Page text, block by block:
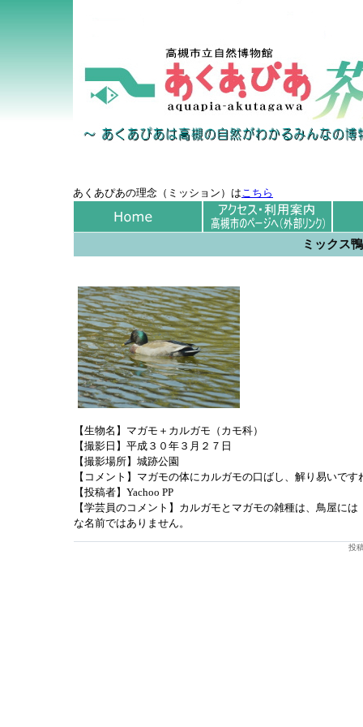
あくあぴあの理念（ミッション）はこちら
ミックス鴨
【生物名】マガモ＋カルガモ（カモ科）
【撮影日】平成３０年３月２７日
【撮影場所】城跡公園
【コメント】マガモの体にカルガモの口ばし、解り易いです
【投稿者】Yachoo PP
【学芸員のコメント】カルガモとマガモの雑種は、鳥屋に
な名前ではありません。
投